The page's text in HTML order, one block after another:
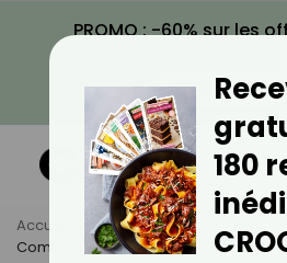
PROMO : -60% sur les
VOIR LA
Accueil Actus
Minceur
Combien De Kilos Espérer Perdre
180